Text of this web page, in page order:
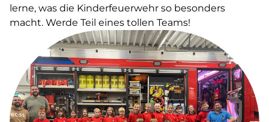
lerne, was die Kinderfeuerwehr so besonders
macht. Werde Teil eines tollen Teams!